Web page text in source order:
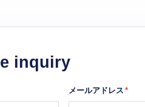
inquiry
メールアドレス *